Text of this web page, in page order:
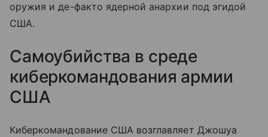
оружия и де-факто ядерной анархии под эгидой
США.
Самоубийства в среде
киберкомандования армии
США
Киберкомандование США возглавляет Джошуа